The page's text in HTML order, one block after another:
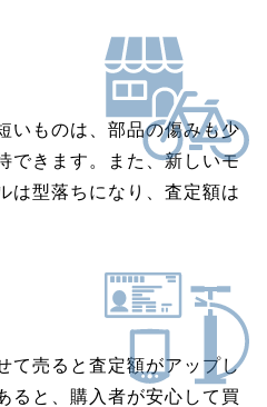
いものは、部品の傷みも少
できます。また、新しいモ
は型落ちになり、査定額は
て売ると査定額がアップし
ると、購入者が安心して買